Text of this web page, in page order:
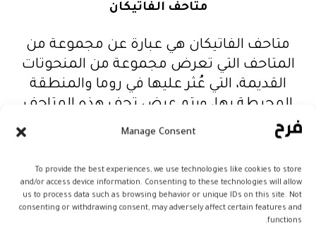
Manage Consent
To provide the best experiences, we use technologies like cookies to store
and/or access device information. Consenting to these technologies will allow
us to process data such as browsing behavior or unique IDs on this site. Not
consenting or withdrawing consent, may adversely affect certain features and
functions.
متاحف الفاتيكان
متاحف الفاتيكان هي عبارة عن مجموعة من
المتاحف التي تعرض مجموعة من المنحوتات
القديمة، التي عُثر عليها في روما والمنطقة
المحيطة بها، ويتم عرض تحف هذه المتاحف
على اختلافها ضمن ترتيب منهجي.